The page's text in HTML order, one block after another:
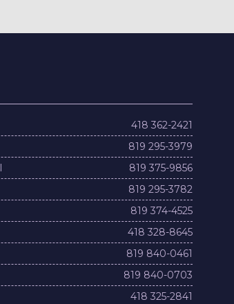
418 362-2421
819 295-3979
819 375-9856
819 295-3782
819 374-4525
418 328-8645
819 840-0461
819 840-0703
418 325-2841